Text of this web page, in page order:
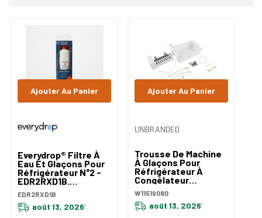
Everydrop® Filtre À
Eau Et Glaçons Pour
Réfrigérateur N°2 -
EDR2RXD1B.
EDR2RXD1B
EDR2RXD1B
août 13, 2026*
Ajouter Au Panier
UNBRANDED
Trousse De Machine
À Glaçons Pour
Réfrigérateur À
Congélateur
Inférieur W11519080
W11519080
août 13, 2026*
Ajouter Au Panier